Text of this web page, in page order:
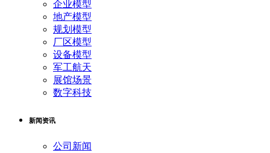
企业模型
地产模型
规划模型
厂区模型
设备模型
军工航天
展馆场景
数字科技
新闻资讯
公司新闻